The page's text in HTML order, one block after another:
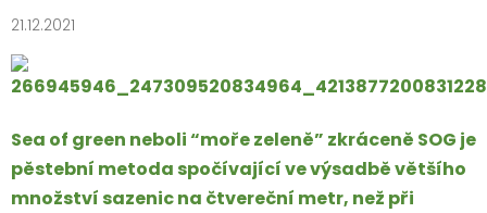
21.12.2021
Sea of green neboli “moře zeleně” zkráceně SOG je
pěstební metoda spočívající ve výsadbě většího
množství sazenic na čtvereční metr, než při